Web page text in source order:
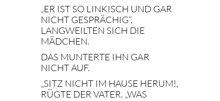
„ER IST SO LINKISCH UND GAR
NICHT GESPRÄCHIG“,
LANGWEILTEN SICH DIE
MÄDCHEN.
DAS MUNTERTE IHN GAR
NICHT AUF.
„SITZ NICHT IM HAUSE HERUM!,
RÜGTE DER VATER. „WAS